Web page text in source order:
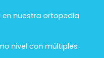
nuestra ortopedia
nivel con múltiples